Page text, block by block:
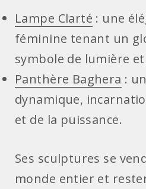
Lampe Clarté : une
féminine tenant un
symbole de lumière et
Panthère Baghera :
dynamique,
et de la puissance.
Ses sculptures se
monde entier et